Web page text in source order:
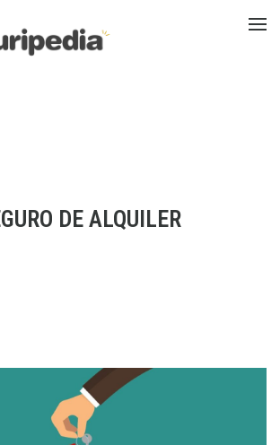
DE ALQUILER